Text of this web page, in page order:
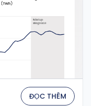
ĐỌC THÊM